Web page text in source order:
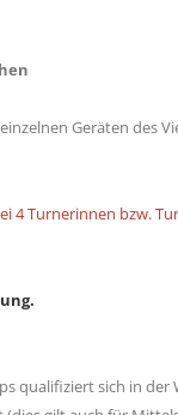
Geräten des
4 Turnerinnen bzw.
qualifiziert sich in